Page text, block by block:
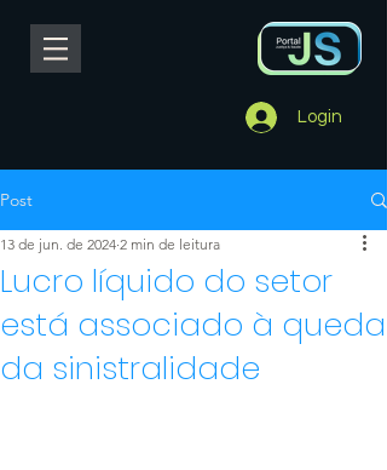
Login
Post
Lucro líquido do setor
está associado à queda
da sinistralidade
13 de jun. de 2024 2 min de leitura